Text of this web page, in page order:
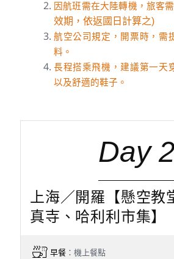
因航班需在大陸轉機，旅客
效期，依返國日計算之)
航空公司規定，開票時，需
料。
長程搭乘飛機，建議第一天
以及舒適的鞋子。
Day 2
上海／開羅【懸空教
真寺、哈利利市集】
早餐：機上餐點